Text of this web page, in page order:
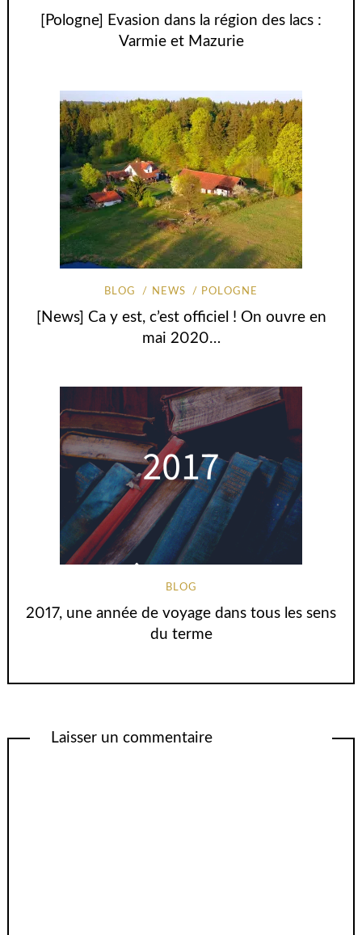
[Pologne] Evasion dans la région des lacs :
Varmie et Mazurie
BLOG NEWS POLOGNE
[News] Ca y est, c’est officiel ! On ouvre en
mai 2020…
BLOG
2017, une année de voyage dans tous les sens
du terme
Laisser un commentaire